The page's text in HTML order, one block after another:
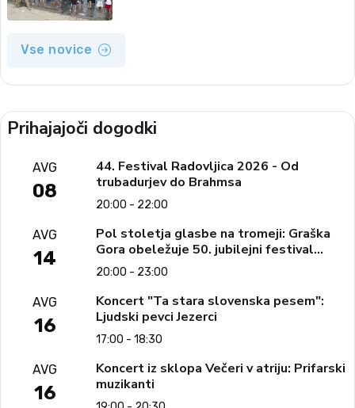
Vse novice
Prihajajoči dogodki
AVG
08
44. Festival Radovljica 2026 - Od
trubadurjev do Brahmsa
20:00 - 22:00
AVG
14
Pol stoletja glasbe na tromeji: Graška
Gora obeležuje 50. jubilejni festival
narodno-zabavne glasbe
20:00 - 23:00
AVG
16
Koncert "Ta stara slovenska pesem":
Ljudski pevci Jezerci
17:00 - 18:30
AVG
16
Koncert iz sklopa Večeri v atriju: Prifarski
muzikanti